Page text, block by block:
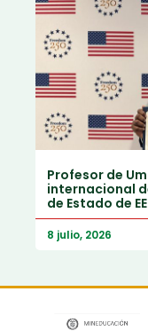
Profesor de
internacional
de Estado de
8 julio, 2026